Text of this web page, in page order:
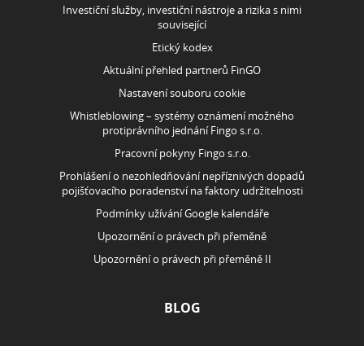
Investiční služby, investiční nástroje a rizika s nimi
související
Etický kodex
Aktuální přehled partnerů FinGO
Nastavení souboru cookie
Whistleblowing – systémy oznámení možného
protiprávního jednání Fingo s.r.o.
Pracovní pokyny Fingo s.r.o.
Prohlášení o nezohledňování nepříznivých dopadů
pojišťovacího poradenství na faktory udržitelnosti
Podmínky užívání Google kalendáře
Upozornění o právech při přeměně
Upozornění o právech při přeměně II
BLOG